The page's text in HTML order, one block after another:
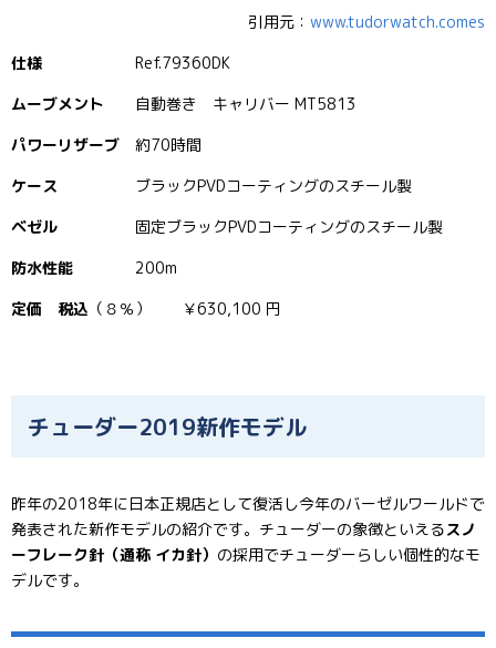
引用元： www.tudorwatch.comes
仕様 Ref.79360DK
ムーブメント 自動巻き キャリバー MT5813
パワーリザーブ 約70時間
ケース ブラックPVDコーティングのスチール製
ベゼル 固定ブラックPVDコーティングのスチール製
防水性能 200m
定価 税込 （８％） ￥630,100 円
チューダー2019新作モデル
昨年の2018年に日本正規店として復活し今年のバーゼルワールドで
発表された新作モデルの紹介です。チューダーの象徴といえるスノ
ーフレーク針（通称 イカ針） の採用でチューダーらしい個性的なモ
デルです。